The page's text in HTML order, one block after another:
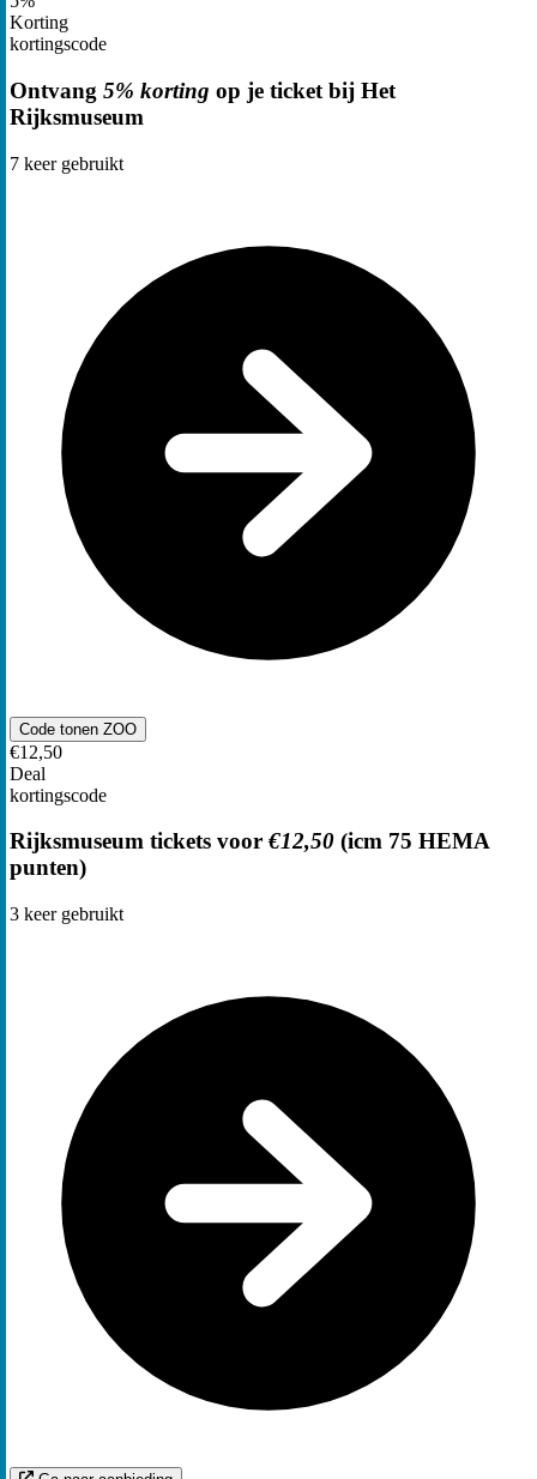
Korting
kortingscode
Ontvang 5% korting op je ticket bij Het
Rijksmuseum
7 keer gebruikt
Code tonen ZOO
€12,50
Deal
kortingscode
Rijksmuseum tickets voor €12,50 (icm 75 HEMA
punten)
3 keer gebruikt